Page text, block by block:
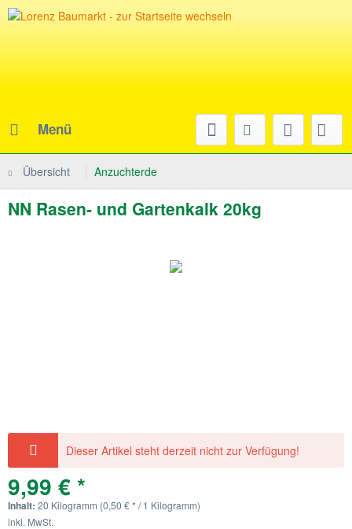
Menü
Übersicht Anzuchterde
NN Rasen- und Gartenkalk 20kg
Dieser Artikel steht derzeit nicht zur Verfügung!
9,99 € *
Inhalt: 20 Kilogramm (0,50 € * / 1 Kilogramm)
inkl. MwSt.